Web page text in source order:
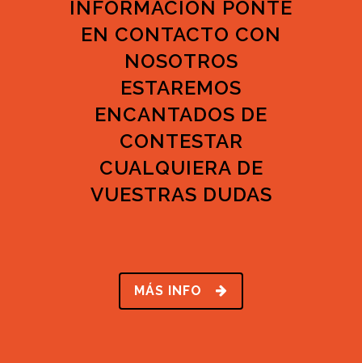
INFORMACIÓN PONTE
EN CONTACTO CON
NOSOTROS
ESTAREMOS
ENCANTADOS DE
CONTESTAR
CUALQUIERA DE
VUESTRAS DUDAS
MÁS INFO